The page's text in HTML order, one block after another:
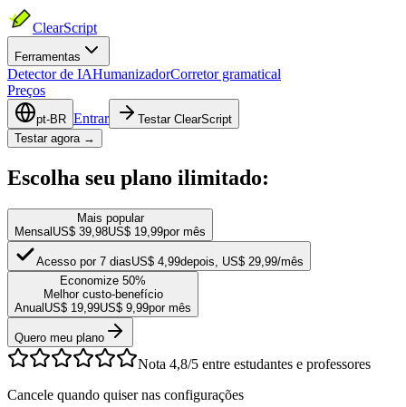
ClearScript
Ferramentas
Detector de IAHumanizadorCorretor gramatical
Preços
pt-BR Entrar
Testar ClearScript
Testar agora →
Escolha seu plano ilimitado:
Mais popular
Mensal US$ 39,98US$ 19,99por mês
Acesso por 7 diasUS$ 4,99depois, US$ 29,99/mês
Economize 50%
Melhor custo-benefício
Anual US$ 19,99US$ 9,99por mês
Quero meu plano
Nota 4,8/5 entre estudantes e professores
Cancele quando quiser nas configurações